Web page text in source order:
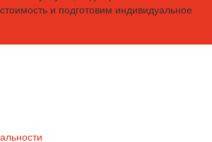
и подготовим индивидуальное